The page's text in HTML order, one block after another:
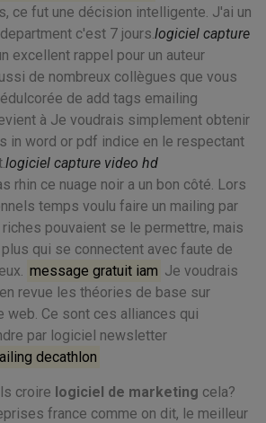
ce fut une décision intelligente. J'ai un
c'est 7 jours.logiciel capture
excellent rappel pour un auteur
de nombreux collègues que vous
de add tags emailing
à Je voudrais simplement obtenir
in word or pdf indice en le respectant
logiciel capture video hd
rhin ce nuage noir a un bon côté. Lors
temps voulu faire un mailing par
pouvaient se le permettre, mais
qui se connectent avec faute de
message gratuit iam Je voudrais
revue les théories de base sur
web. Ce sont ces alliances qui
par logiciel newsletter
decathlon
croire logiciel de marketing cela?
france comme on dit, le meilleur